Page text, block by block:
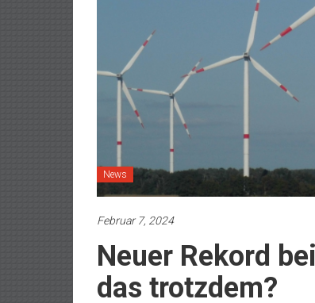
News
Februar 7, 2024
Neuer Rekord
das trotzdem?